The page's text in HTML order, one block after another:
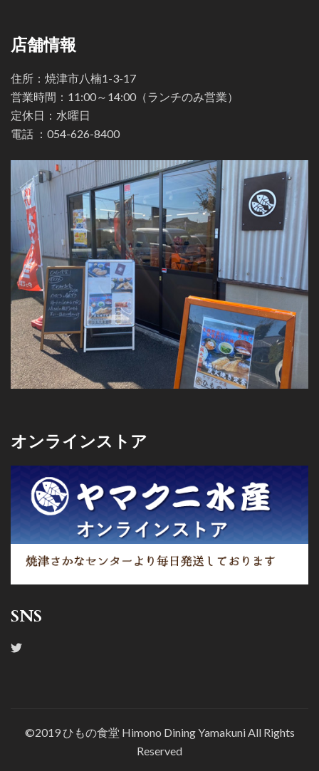
店舗情報
住所：焼津市八楠1-3-17
営業時間：11:00～14:00（ランチのみ営業）
定休日：水曜日
電話 ： 054-626-8400
オンラインストア
SNS
©2019 ひもの食堂 Himono Dining Yamakuni All Rights
Reserved